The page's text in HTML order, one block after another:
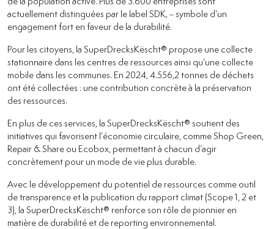
actuellement distinguées par le label SDK, – symbole d’un
engagement fort en faveur de la durabilité.
Pour les citoyens, la SuperDrecksKëscht® propose une collecte
stationnaire dans les centres de ressources ainsi qu’une collecte
mobile dans les communes. En 2024, 4.556,2 tonnes de déchets
ont été collectées : une contribution concrète à la préservation
des ressources.
En plus de ces services, la SuperDrecksKëscht® soutient des
initiatives qui favorisent l’économie circulaire, comme Shop Green,
Repair & Share ou Ecobox, permettant à chacun d’agir
concrètement pour un mode de vie plus durable.
Avec le développement du potentiel de ressources comme outil
de transparence et la publication du rapport climat (Scope 1, 2 et
3), la SuperDrecksKëscht® renforce son rôle de pionnier en
matière de durabilité et de reporting environnemental.